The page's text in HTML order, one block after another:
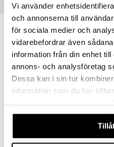
Vi använder
och annonserna till
för sociala medier och
vidarebefordrar även
information från din enhet
annons- och analysföretag
Dessa kan i sin tur
information som du har
våra cookies vid fortsatt
CARL&SON